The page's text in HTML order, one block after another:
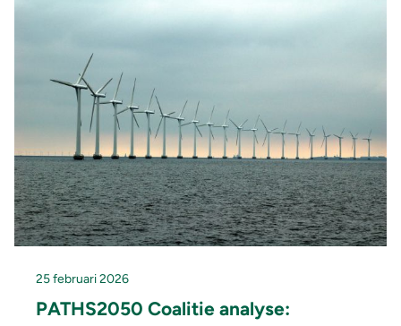
25 februari 2026
PATHS2050 Coalitie analyse: